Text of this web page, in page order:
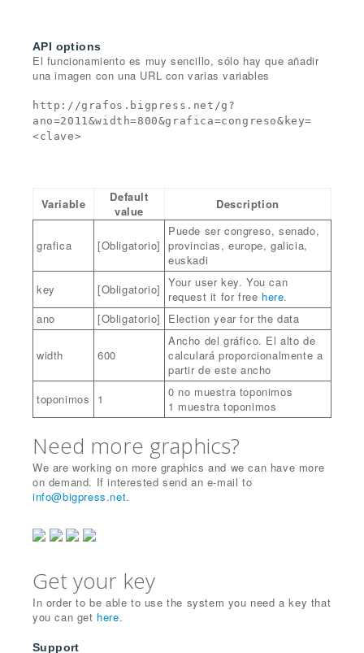
API options
El funcionamiento es muy sencillo, sólo hay que añadir
una imagen con una URL con varias variables
http://grafos.bigpress.net/g?
ano=2011&width=800&grafica=congreso&key=
<clave>
Variable
Default
value
Description
grafica [Obligatorio]
Puede ser congreso, senado,
provincias, europe, galicia,
euskadi
key
[Obligatorio] Your user key. You can
request it for free here.
ano
[Obligatorio] Election year for the data
width 600
Ancho del gráfico. El alto de
calculará proporcionalmente a
partir de este ancho
toponimos
1
0 no muestra toponimos
1 muestra toponimos
Need more graphics?
We are working on more graphics and we can have more
on demand. If interested send an e-mail to
info@bigpress.net.
Get your key
In order to be able to use the system you need a key that
you can get here.
Support